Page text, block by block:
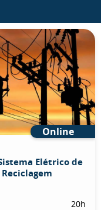
Online
Elétrico de
20h